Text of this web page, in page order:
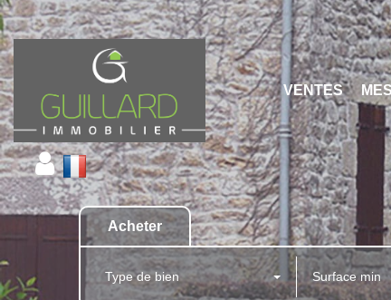
VENTES
Acheter
Type de bien